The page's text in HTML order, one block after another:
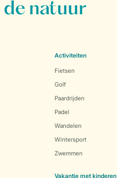
natuur
Activiteiten
Fietsen
Golf
Paardrijden
Padel
Wandelen
Wintersport
Zwemmen
Vakantie met kinderen